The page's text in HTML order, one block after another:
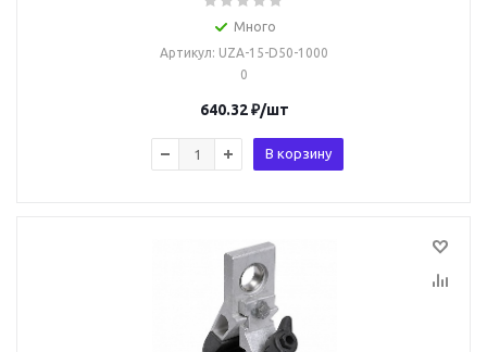
Много
Артикул: UZA-15-D50-1000
0
640.32₽/шт
В корзину